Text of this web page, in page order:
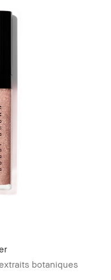
botaniques